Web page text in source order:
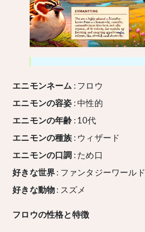
エニモンネーム : フロウ
エニモンの容姿 : 中性的
エニモンの年齢: 10代
エニモンの種族 : ウィザード
エニモンの口調 : ため口
好きな世界: ファンタジーワールド
好きな動物: スズメ
フロウの性格と特徴